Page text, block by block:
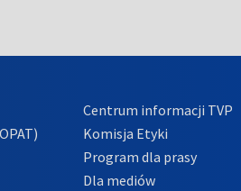
Centrum informacji TVP
Komisja Etyki
Program dla prasy
Dla mediów